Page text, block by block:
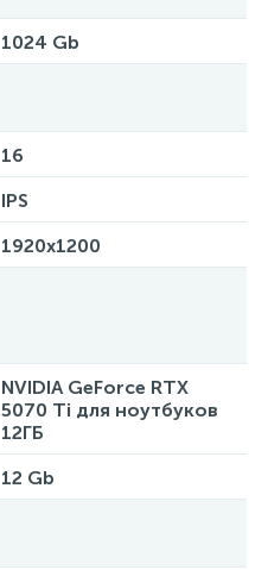
1024 Gb
16
IPS
1920x1200
NVIDIA GeForce RTX
5070 Ti для ноутбуков
12ГБ
12 Gb